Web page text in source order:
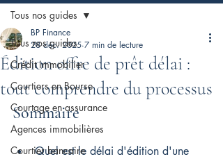
Tous nos guides
Crédit immobilier
Courtiers en Bourse
Courtage en assurance
Agences immobilières
Courtier bancaire
Tous nos guides
Édition offre de prêt délai :
tout comprendre du processus
BP Finance
28 déc. 2025 7 min de lecture
Sommaire
Quel est le délai d'édition d'une